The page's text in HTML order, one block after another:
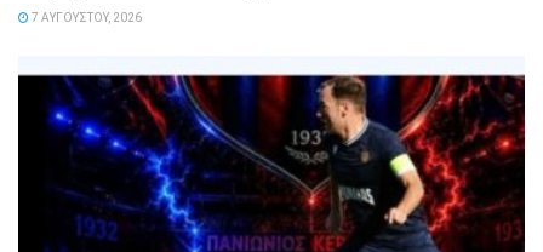
7 ΑΥΓΟΎΣΤΟΥ, 2026